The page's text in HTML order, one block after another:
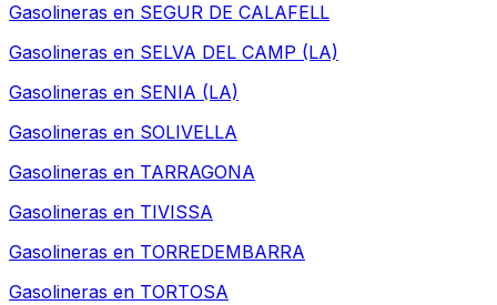
Gasolineras en SEGUR DE CALAFELL
Gasolineras en SELVA DEL CAMP (LA)
Gasolineras en SENIA (LA)
Gasolineras en SOLIVELLA
Gasolineras en TARRAGONA
Gasolineras en TIVISSA
Gasolineras en TORREDEMBARRA
Gasolineras en TORTOSA